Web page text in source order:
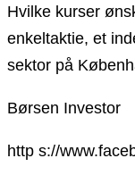
Hvilke kurser
enkeltaktie, et
sektor på
Børsen Investor
http s://